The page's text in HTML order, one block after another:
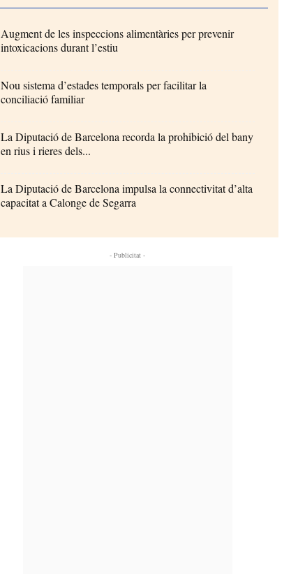
Augment de les inspeccions alimentàries per prevenir
intoxicacions durant l’estiu
Nou sistema d’estades temporals per facilitar la
conciliació familiar
La Diputació de Barcelona recorda la prohibició del bany
en rius i rieres dels...
La Diputació de Barcelona impulsa la connectivitat d’alta
capacitat a Calonge de Segarra
- Publicitat -